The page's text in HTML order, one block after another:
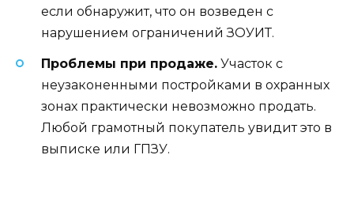
если обнаружит, что он возведен с
нарушением ограничений ЗОУИТ.
Проблемы при продаже. Участок с
неузаконенными постройками в охранных
зонах практически невозможно продать.
Любой грамотный покупатель увидит это в
выписке или ГПЗУ.